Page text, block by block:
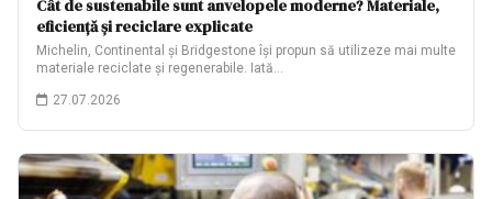
Cât de sustenabile sunt anvelopele moderne? Materiale,
eficiență și reciclare explicate
Michelin, Continental și Bridgestone își propun să utilizeze mai multe
materiale reciclate și regenerabile. Iată…
27.07.2026